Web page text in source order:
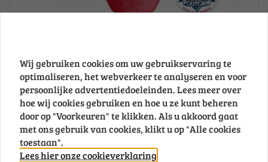
Voorraad: 20
€ 261,46
Wij gebruiken cookies om uw gebruikservaring te
optimaliseren, het webverkeer te analyseren en voor
persoonlijke advertentiedoeleinden. Lees meer over
hoe wij cookies gebruiken en hoe u ze kunt beheren
door op "Voorkeuren" te klikken. Als u akkoord gaat
met ons gebruik van cookies, klikt u op "Alle cookies
toestaan".
Lees hier onze cookieverklaring